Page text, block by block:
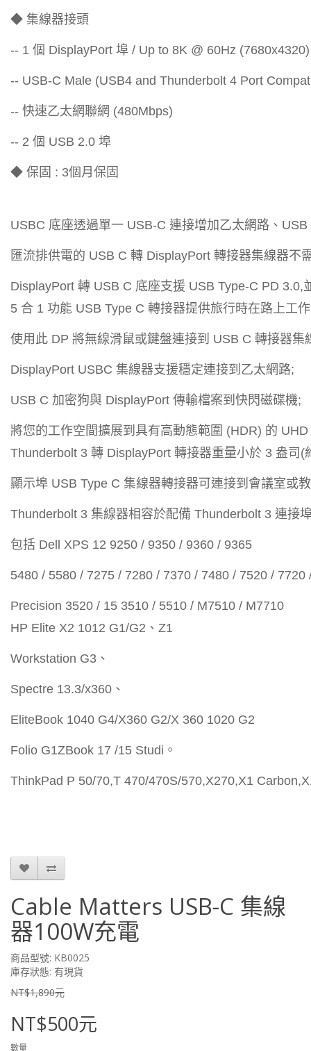
◆ 集線器接頭
-- 1 個 DisplayPort 埠 / Up to 8K @ 60Hz (7680x4320)
-- USB-C Male (USB4 and Thunderbolt 4 Port
-- 快速乙太網聯網 (480Mbps)
-- 2 個 USB 2.0 埠
◆ 保固 : 3個月保固
USBC 底座透過單一 USB-C 連接增加乙太網路、
匯流排供電的 USB C 轉 DisplayPort 轉接器集線器不
DisplayPort 轉 USB C 底座支援 USB Type-C PD
5 合 1 功能 USB Type C 轉接器提供旅行時在路上工
使用此 DP 將無線滑鼠或鍵盤連接到 USB C 轉接器集
DisplayPort USBC 集線器支援穩定連接到乙太網路;
USB C 加密狗與 DisplayPort 傳輸檔案到快閃磁碟機;
將您的工作空間擴展到具有高動態範圍 (HDR) 的
Thunderbolt 3 轉 DisplayPort 轉接器重量小於 3 盎司(
顯示埠 USB Type C 集線器轉接器可連接到會議室或
Thunderbolt 3 集線器相容於配備 Thunderbolt 3 連接
包括 Dell XPS 12 9250 / 9350 / 9360 / 9365
5480 / 5580 / 7275 / 7280 / 7370 / 7480 / 7520 / 7720
Precision 3520 / 15 3510 / 5510 / M7510 / M7710
HP Elite X2 1012 G1/G2、Z1
Workstation G3、
Spectre 13.3/x360、
EliteBook 1040 G4/X360 G2/X 360 1020 G2
Folio G1ZBook 17 /15 Studi。
ThinkPad P 50/70,T 470/470S/570,X270,X1
Cable Matters USB-C 集線
器100W充電
商品型號: KB0025
庫存狀態: 有現貨
NT$1,890元
NT$500元
數量